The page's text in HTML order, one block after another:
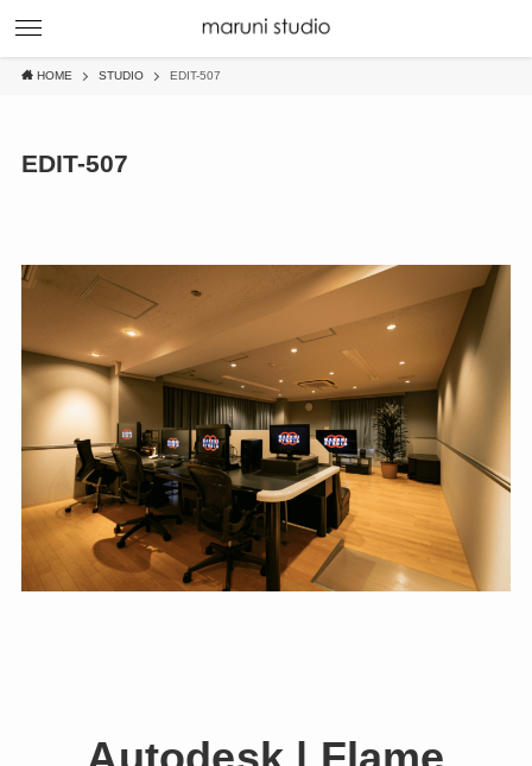
HOME STUDIO EDIT-507
EDIT-507